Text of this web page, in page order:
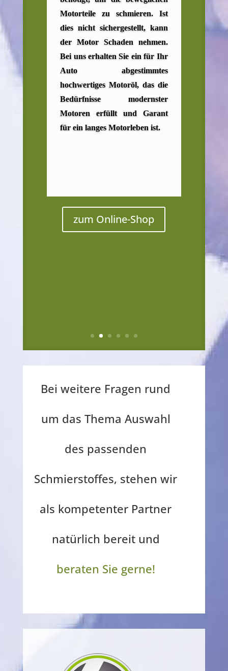
Motorteile zu schmieren. Ist
dies nicht sichergestellt, kann
der Motor Schaden nehmen.
Bei uns erhalten Sie ein für Ihr
Auto abgestimmtes
hochwertiges Motoröl, das die
Bedürfnisse modernster
Motoren erfüllt und Garant
für ein langes Motorleben ist.
zum Online-Shop
Bei weitere Fragen rund
um das Thema Auswahl
des passenden
Schmierstoffes, stehen wir
als kompetenter Partner
natürlich bereit und
beraten Sie gerne!